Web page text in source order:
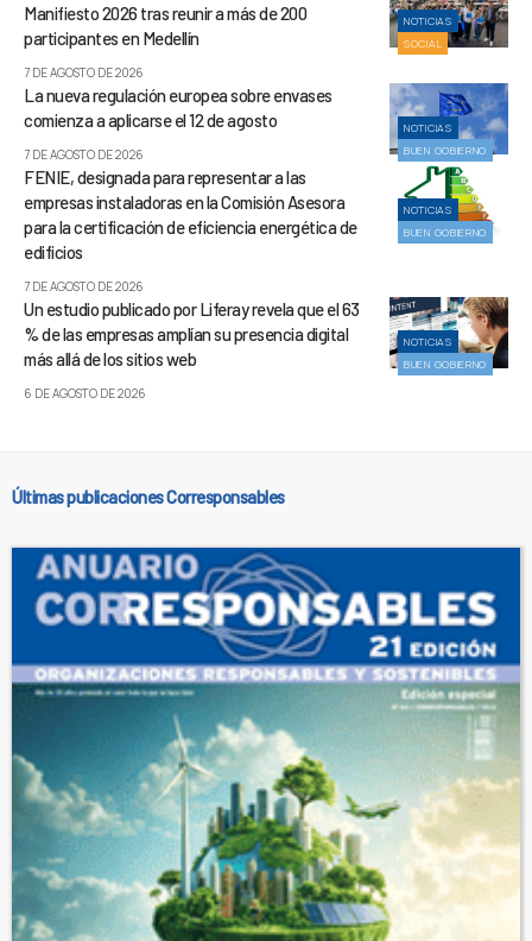
NOTICIAS
SOCIAL
Manifiesto 2026 tras reunir a más de 200
participantes en Medellín
7 DE AGOSTO DE 2026
NOTICIAS
BUEN GOBIERNO
La nueva regulación europea sobre envases
comienza a aplicarse el 12 de agosto
7 DE AGOSTO DE 2026
NOTICIAS
BUEN GOBIERNO
FENIE, designada para representar a las
empresas instaladoras en la Comisión Asesora
para la certificación de eficiencia energética de
edificios
7 DE AGOSTO DE 2026
NOTICIAS
BUEN GOBIERNO
Un estudio publicado por Liferay revela que el 63
% de las empresas amplían su presencia digital
más allá de los sitios web
6 DE AGOSTO DE 2026
Últimas publicaciones Corresponsables